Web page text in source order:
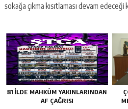
sokağa çıkma kısıtlaması devam edeceği
81 İLDE MAHKÛM YAKINLARINDAN
AF ÇAĞRISI